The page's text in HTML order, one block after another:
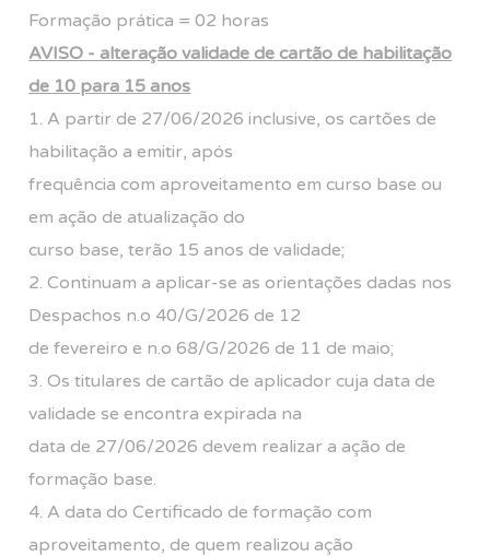
Formação prática = 02 horas
AVISO - alteração validade de cartão de habilitação
de 10 para 15 anos
1. A partir de 27/06/2026 inclusive, os cartões de
habilitação a emitir, após
frequência com aproveitamento em curso base ou
em ação de atualização do
curso base, terão 15 anos de validade;
2. Continuam a aplicar-se as orientações dadas nos
Despachos n.o 40/G/2026 de 12
de fevereiro e n.o 68/G/2026 de 11 de maio;
3. Os titulares de cartão de aplicador cuja data de
validade se encontra expirada na
data de 27/06/2026 devem realizar a ação de
formação base.
4. A data do Certificado de formação com
aproveitamento, de quem realizou ação